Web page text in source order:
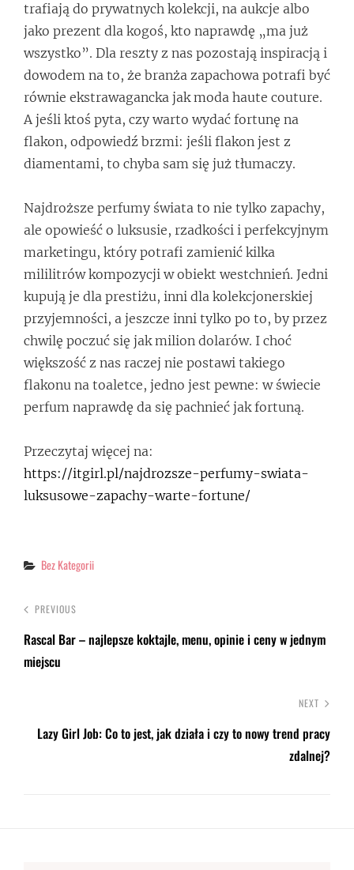
trafiają do prywatnych kolekcji, na aukcje albo
jako prezent dla kogoś, kto naprawdę „ma już
wszystko”. Dla reszty z nas pozostają inspiracją i
dowodem na to, że branża zapachowa potrafi być
równie ekstrawagancka jak moda haute couture.
A jeśli ktoś pyta, czy warto wydać fortunę na
flakon, odpowiedź brzmi: jeśli flakon jest z
diamentami, to chyba sam się już tłumaczy.
Najdroższe perfumy świata to nie tylko zapachy,
ale opowieść o luksusie, rzadkości i perfekcyjnym
marketingu, który potrafi zamienić kilka
mililitrów kompozycji w obiekt westchnień. Jedni
kupują je dla prestiżu, inni dla kolekcjonerskiej
przyjemności, a jeszcze inni tylko po to, by przez
chwilę poczuć się jak milion dolarów. I choć
większość z nas raczej nie postawi takiego
flakonu na toaletce, jedno jest pewne: w świecie
perfum naprawdę da się pachnieć jak fortuną.
Przeczytaj więcej na:
https://itgirl.pl/najdrozsze-perfumy-swiata-
luksusowe-zapachy-warte-fortune/
Categories
Bez Kategorii
PREVIOUS
Rascal Bar – najlepsze koktajle, menu, opinie i ceny w jednym
miejscu
NEXT
Lazy Girl Job: Co to jest, jak działa i czy to nowy trend pracy
zdalnej?